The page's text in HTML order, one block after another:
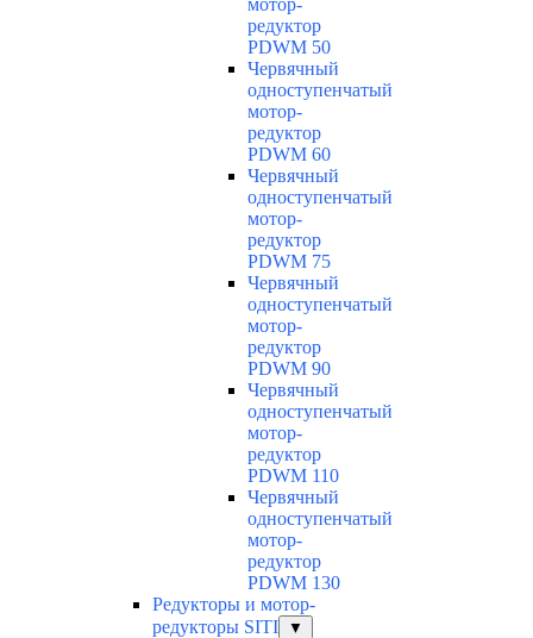
редуктор
PDWM 50
Червячный
одноступенчатый
мотор-
редуктор
PDWM 60
Червячный
одноступенчатый
мотор-
редуктор
PDWM 75
Червячный
одноступенчатый
мотор-
редуктор
PDWM 90
Червячный
одноступенчатый
мотор-
редуктор
PDWM 110
Червячный
одноступенчатый
мотор-
редуктор
PDWM 130
Редукторы и мотор-
редукторы SITI
▼